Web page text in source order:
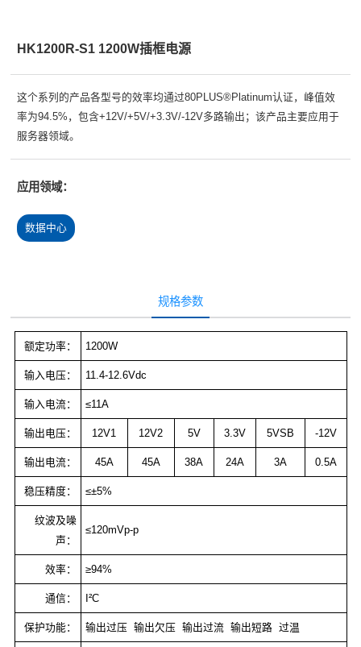
HK1200R-S1 1200W插框电源
这个系列的产品各型号的效率均通过80PLUS®Platinum认证，峰值效
率为94.5%，包含+12V/+5V/+3.3V/-12V多路输出；该产品主要应用于
服务器领域。
应用领域：
数据中心
规格参数
额定功率： 1200W
输入电压： 11.4-12.6Vdc
输入电流： ≤11A
输出电压： 12V1 12V2 5V 3.3V 5VSB -12V
输出电流： 45A 45A 38A 24A 3A 0.5A
稳压精度： ≤±5%
纹波及噪
声：
≤120mVp-p
效率： ≥94%
通信： I²C
保护功能： 输出过压 输出欠压 输出过流 输出短路 过温